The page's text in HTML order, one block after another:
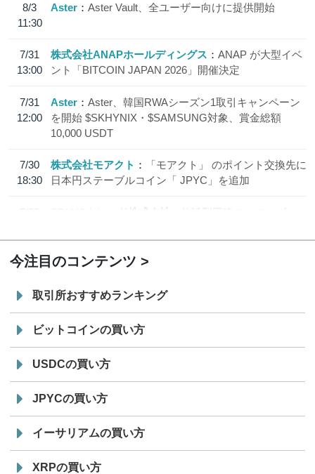
8/3
11:30
Aster Aster Vault、全ユーザー向けに提供開始
7/31
13:00
株式会社ANAPホールディングス
ANAP が大型イベ
ント「BITCOIN JAPAN 2026」開催決定
7/31
12:00
Aster
Aster、韓国RWAシーズン1取引キャンペーン
を開始 $SKHYNIX・$SAMSUNG対象、賞金総額
10,000 USDT
7/30
18:30
株式会社モアクト
「モアクト」 のポイント交換先に
日本円ステーブルコイン「 JPYC」を追加
7/29
SBI VCトレード株式会社
信託型円建てステーブル
今注目のコンテンツ
取引所おすすめランキング
ビットコインの買い方
USDCの買い方
JPYCの買い方
イーサリアムの買い方
XRPの買い方